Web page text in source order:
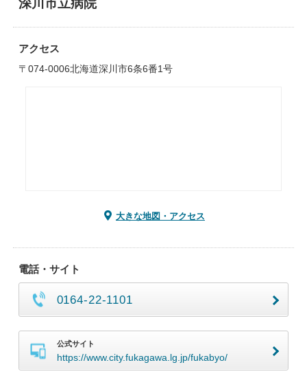
深川市立病院
アクセス
〒074-0006北海道深川市6条6番1号
大きな地図・アクセス
電話・サイト
0164-22-1101
公式サイト
https://www.city.fukagawa.lg.jp/fukabyo/